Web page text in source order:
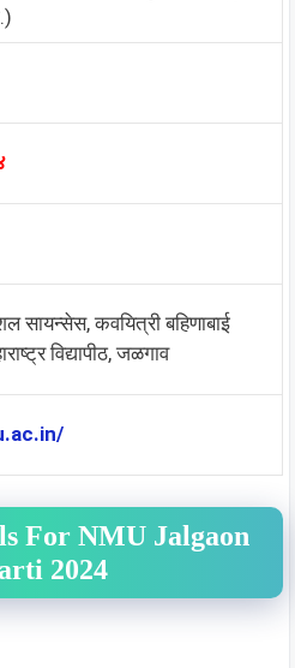
कवयित्री बहिणाबाई
विद्यापीठ, जळगाव
For NMU Jalgaon
2024